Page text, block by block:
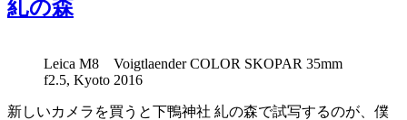
糺の森
Leica M8 Voigtlaender COLOR SKOPAR 35mm
f2.5, Kyoto 2016
新しいカメラを買うと下鴨神社 糺の森で試写するのが、僕